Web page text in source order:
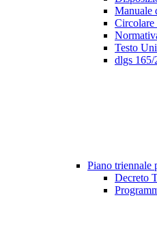
Manuale
Circolare
Testo
dlgs 165/
Piano triennale
Decreto